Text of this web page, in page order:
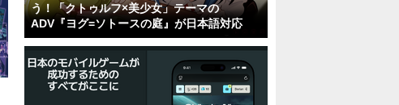
う！「クトゥルフ×美少女」テーマの
ADV『ヨグ=ソトースの庭』が日本語対応